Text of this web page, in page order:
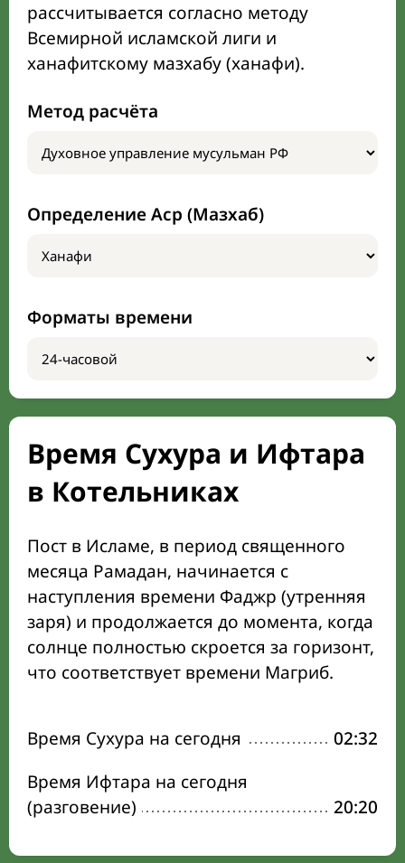
рассчитывается согласно методу
Всемирной исламской лиги и
ханафитскому мазхабу (ханафи).
Метод расчёта
Определение Аср (Мазхаб)
Форматы времени
Время Сухура и Ифтара
в Котельниках
Пост в Исламе, в период священного
месяца Рамадан, начинается с
наступления времени Фаджр (утренняя
заря) и продолжается до момента, когда
солнце полностью скроется за горизонт,
что соответствует времени Магриб.
Время Сухура на сегодня
02:32
Время Ифтара на сегодня
(разговение)
20:20